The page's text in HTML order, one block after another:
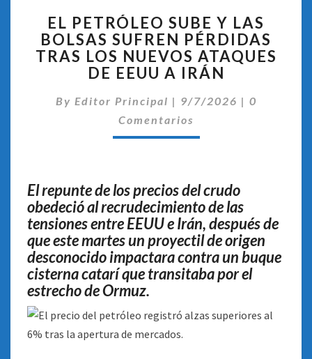
PETRÓLEO
SUBE
Y
LAS
SUFREN
PÉRDIDAS
DE
EEUU
A
IRÁN
EL PETRÓLEO SUBE Y LAS
BOLSAS SUFREN PÉRDIDAS
TRAS LOS NUEVOS ATAQUES
DE EEUU A IRÁN
By Editor Principal | 9/7/2026 | 0
Comentarios
El repunte de los precios del crudo
obedeció al recrudecimiento de las
tensiones entre EEUU e Irán, después de
que este martes un proyectil de origen
desconocido impactara contra un buque
cisterna catarí que transitaba por el
estrecho de Ormuz.